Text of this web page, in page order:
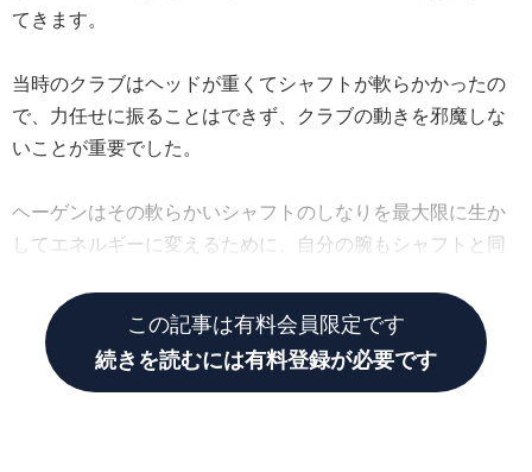
てきます。
当時のクラブはヘッドが重くてシャフトが軟らかかったの
で、力任せに振ることはできず、クラブの動きを邪魔しな
いことが重要でした。
ヘーゲンはその軟らかいシャフトのしなりを最大限に生か
してエネルギーに変えるために、自分の腕もシャフトと同
この記事は有料会員限定です
続きを読むには有料登録が必要です